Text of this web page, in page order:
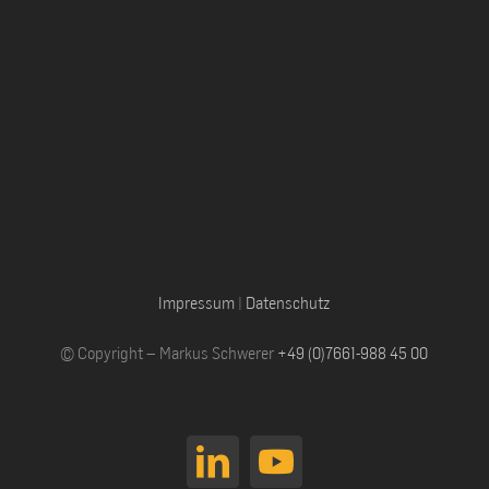
Impressum | Datenschutz
© Copyright – Markus Schwerer +49 (0)7661-988 45 00
LinkedInYouTube